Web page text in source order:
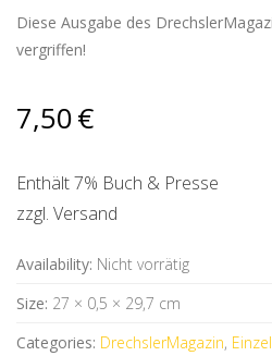
Diese Ausgabe des
vergriffen!
7,50€
Enthält 7% Buch & Presse
zzgl. Versand
Availability: Nicht vorrätig
Size: 27 × 0,5 × 29,7 cm
Categories: DrechslerMagazin,